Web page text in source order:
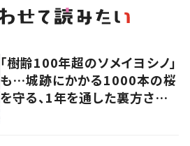
「樹齢100年超のソメイヨシノ」
も…城跡にかかる1000本の桜
を守る、1年を通した裏方さん